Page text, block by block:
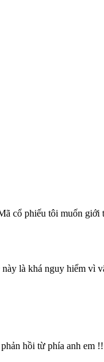
cổ phiếu tôi muốn
là khá nguy hiểm vì
hồi từ phía anh em !!